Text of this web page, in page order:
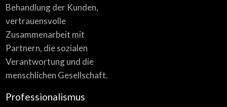
Behandlung der Kunden,
vertrauensvolle
Zusammenarbeit mit
Partnern, die sozialen
Verantwortung und die
menschlichen Gesellschaft.
Professionalismus